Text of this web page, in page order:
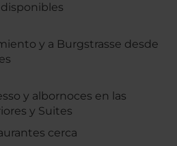
y a Burgstrasse desde
y albornoces en las
y Suites
cerca